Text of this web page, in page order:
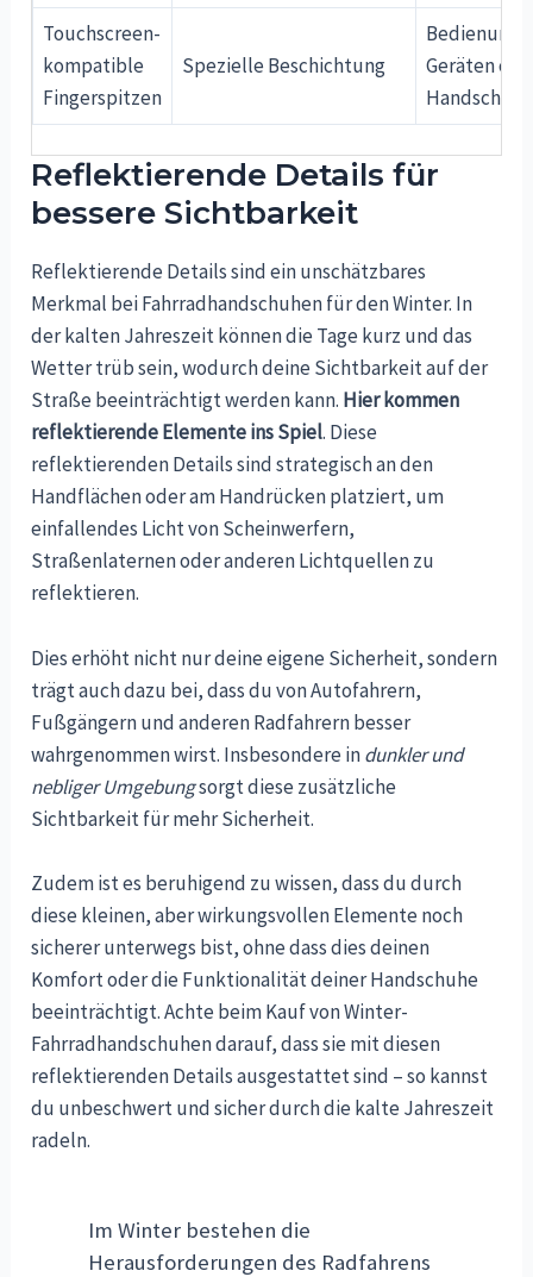
Touchscreen-
kompatible
Fingerspitzen
Spezielle Beschichtung
Bedienung
Geräten
Reflektierende Details für
bessere Sichtbarkeit
Reflektierende Details sind ein unschätzbares
Merkmal bei Fahrradhandschuhen für den Winter. In
der kalten Jahreszeit können die Tage kurz und das
Wetter trüb sein, wodurch deine Sichtbarkeit auf der
Straße beeinträchtigt werden kann. Hier kommen
reflektierende Elemente ins Spiel. Diese
reflektierenden Details sind strategisch an den
Handflächen oder am Handrücken platziert, um
einfallendes Licht von Scheinwerfern,
Straßenlaternen oder anderen Lichtquellen zu
reflektieren.
Dies erhöht nicht nur deine eigene Sicherheit, sondern
trägt auch dazu bei, dass du von Autofahrern,
Fußgängern und anderen Radfahrern besser
wahrgenommen wirst. Insbesondere indunkler und
nebliger Umgebungsorgt diese zusätzliche
Sichtbarkeit für mehr Sicherheit.
Zudem ist es beruhigend zu wissen, dass du durch
diese kleinen, aber wirkungsvollen Elemente noch
sicherer unterwegs bist, ohne dass dies deinen
Komfort oder die Funktionalität deiner Handschuhe
beeinträchtigt. Achte beim Kauf von Winter-
Fahrradhandschuhen darauf, dass sie mit diesen
reflektierenden Details ausgestattet sind – so kannst
du unbeschwert und sicher durch die kalte Jahreszeit
radeln.
Im Winter bestehen die
Herausforderungen des Radfahrens